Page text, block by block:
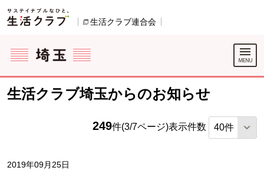
ページの先頭です。
生活クラブ連合会
ここからサイト内共通メニューです。
サイト内共通メニューをスキップする
サイト内共通メニューここまで。
生活クラブ埼玉からのお知らせ
249件(3/7ページ)表示件数
2019年09月25日